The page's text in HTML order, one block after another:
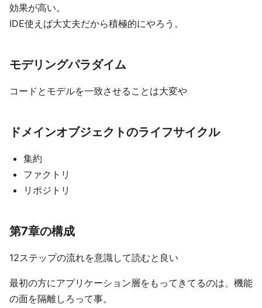
効果が高い。
IDE使えば大丈夫だから積極的にやろう。
モデリングパラダイム
コードとモデルを一致させることは大変や
ドメインオブジェクトのライフサイクル
集約
ファクトリ
リポジトリ
第7章の構成
12ステップの流れを意識して読むと良い
最初の方にアプリケーション層をもってきてるのは、機能
の面を隔離しろって事。